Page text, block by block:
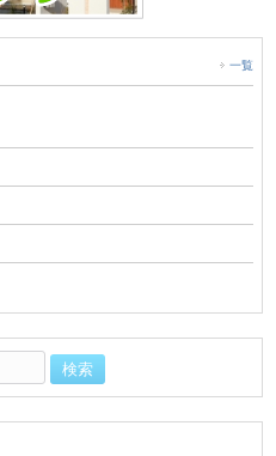
一覧